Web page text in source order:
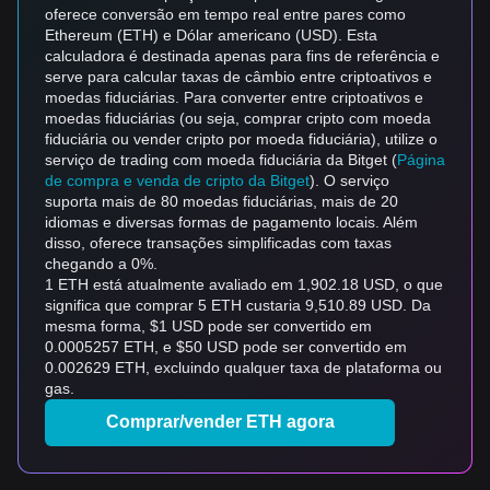
oferece conversão em tempo real entre pares como
Ethereum (ETH) e Dólar americano (USD). Esta
calculadora é destinada apenas para fins de referência e
serve para calcular taxas de câmbio entre criptoativos e
moedas fiduciárias. Para converter entre criptoativos e
moedas fiduciárias (ou seja, comprar cripto com moeda
fiduciária ou vender cripto por moeda fiduciária), utilize o
serviço de trading com moeda fiduciária da Bitget (Página
de compra e venda de cripto da Bitget). O serviço
suporta mais de 80 moedas fiduciárias, mais de 20
idiomas e diversas formas de pagamento locais. Além
disso, oferece transações simplificadas com taxas
chegando a 0%.
1 ETH está atualmente avaliado em 1,902.18 USD, o que
significa que comprar 5 ETH custaria 9,510.89 USD. Da
mesma forma, $1 USD pode ser convertido em
0.0005257 ETH, e $50 USD pode ser convertido em
0.002629 ETH, excluindo qualquer taxa de plataforma ou
gas.
Comprar/vender ETH agora